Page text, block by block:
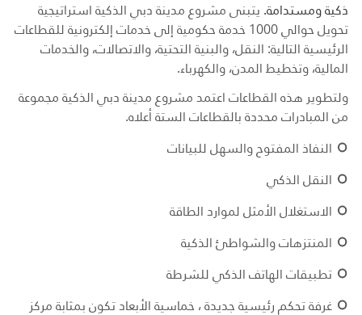
ذكية ومستدامة. يتبنى مشروع مدينة دبي الذكية استراتيجية
تحويل حوالي 1000 خدمة حكومية إلى خدمات إلكترونية للقطاعات
الرئيسية التالية: النقل، والبنية التحتية، والاتصالات، والخدمات
المالية، وتخطيط المدن، والكهرباء.
ولتطوير هذه القطاعات اعتمد مشروع مدينة دبي الذكية مجموعة
من المبادرات محددة بالقطاعات الستة أعلاه.
النفاذ المفتوح والسهل للبيانات
النقل الذكي
الاستغلال الأمثل لموارد الطاقة
المنتزهات والشواطئ الذكية
تطبيقات الهاتف الذكي للشرطة
غرفة تحكم رئيسية جديدة ، خماسية الأبعاد تكون بمثابة مركز